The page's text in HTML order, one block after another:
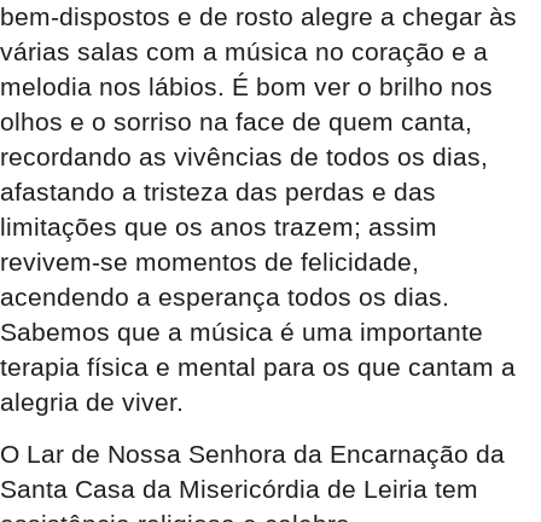
bem-dispostos e de rosto alegre a chegar às
várias salas com a música no coração e a
melodia nos lábios. É bom ver o brilho nos
olhos e o sorriso na face de quem canta,
recordando as vivências de todos os dias,
afastando a tristeza das perdas e das
limitações que os anos trazem; assim
revivem-se momentos de felicidade,
acendendo a esperança todos os dias.
Sabemos que a música é uma importante
terapia física e mental para os que cantam a
alegria de viver.
O Lar de Nossa Senhora da Encarnação da
Santa Casa da Misericórdia de Leiria tem